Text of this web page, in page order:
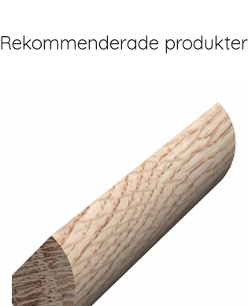
Rekommenderade produkter